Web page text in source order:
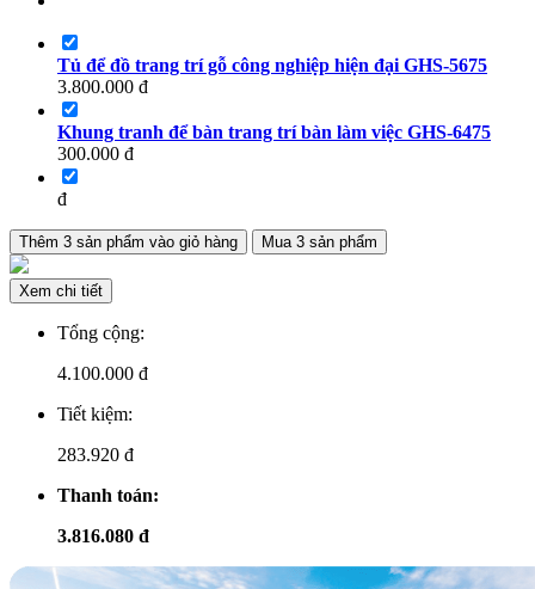
Tủ để đồ trang trí gỗ công nghiệp hiện đại GHS-5675
3.800.000 đ
Khung tranh để bàn trang trí bàn làm việc GHS-6475
300.000 đ
đ
Thêm 3 sản phẩm vào giỏ hàng Mua 3 sản phẩm
Xem chi tiết
Tổng cộng:
4.100.000 đ
Tiết kiệm:
283.920 đ
Thanh toán:
3.816.080 đ